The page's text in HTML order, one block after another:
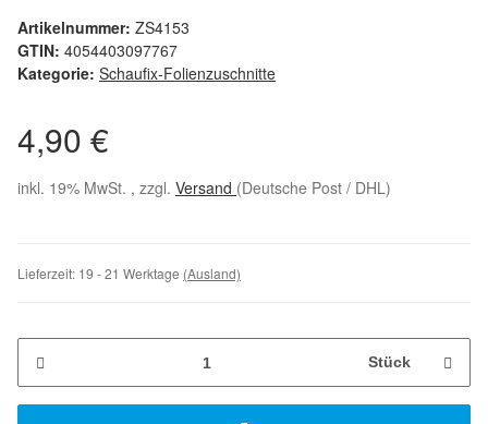
Artikelnummer: ZS4153
GTIN: 4054403097767
Kategorie: Schaufix-Folienzuschnitte
4,90 €
inkl. 19% MwSt. , zzgl. Versand (Deutsche Post / DHL)
Lieferzeit: 19 - 21 Werktage (Ausland)
Stück